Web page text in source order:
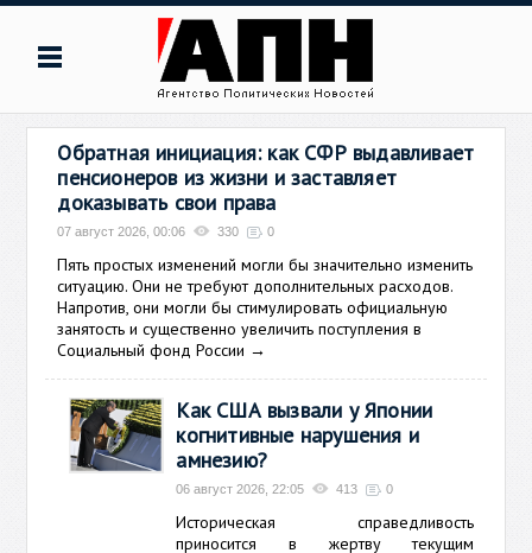
Обратная инициация: как СФР выдавливает
пенсионеров из жизни и заставляет
доказывать свои права
07 август 2026, 00:06 330 0
Пять простых изменений могли бы значительно изменить
ситуацию. Они не требуют дополнительных расходов.
Напротив, они могли бы стимулировать официальную
занятость и существенно увеличить поступления в
Социальный фонд России →
Как США вызвали у Японии
когнитивные нарушения и
амнезию?
06 август 2026, 22:05 413 0
Историческая справедливость
приносится в жертву текущим